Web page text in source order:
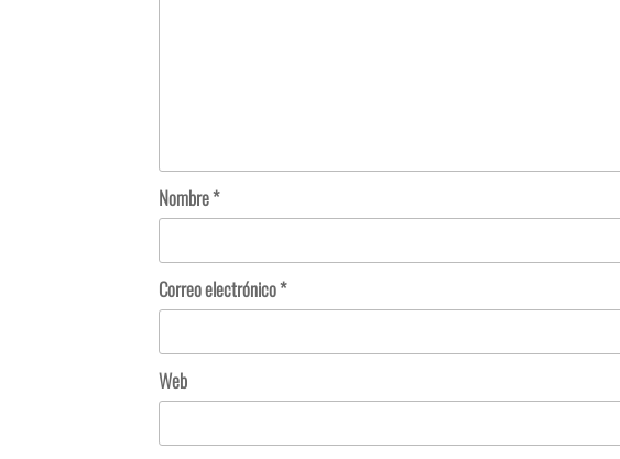
Nombre*
Correo electrónico*
Web